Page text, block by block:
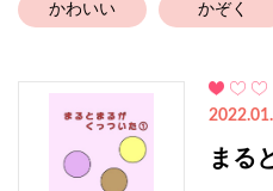
かわいい かぞく
まる